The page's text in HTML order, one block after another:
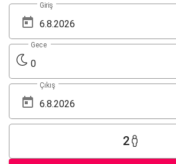
Giriş
0
Gece
Çıkış
2